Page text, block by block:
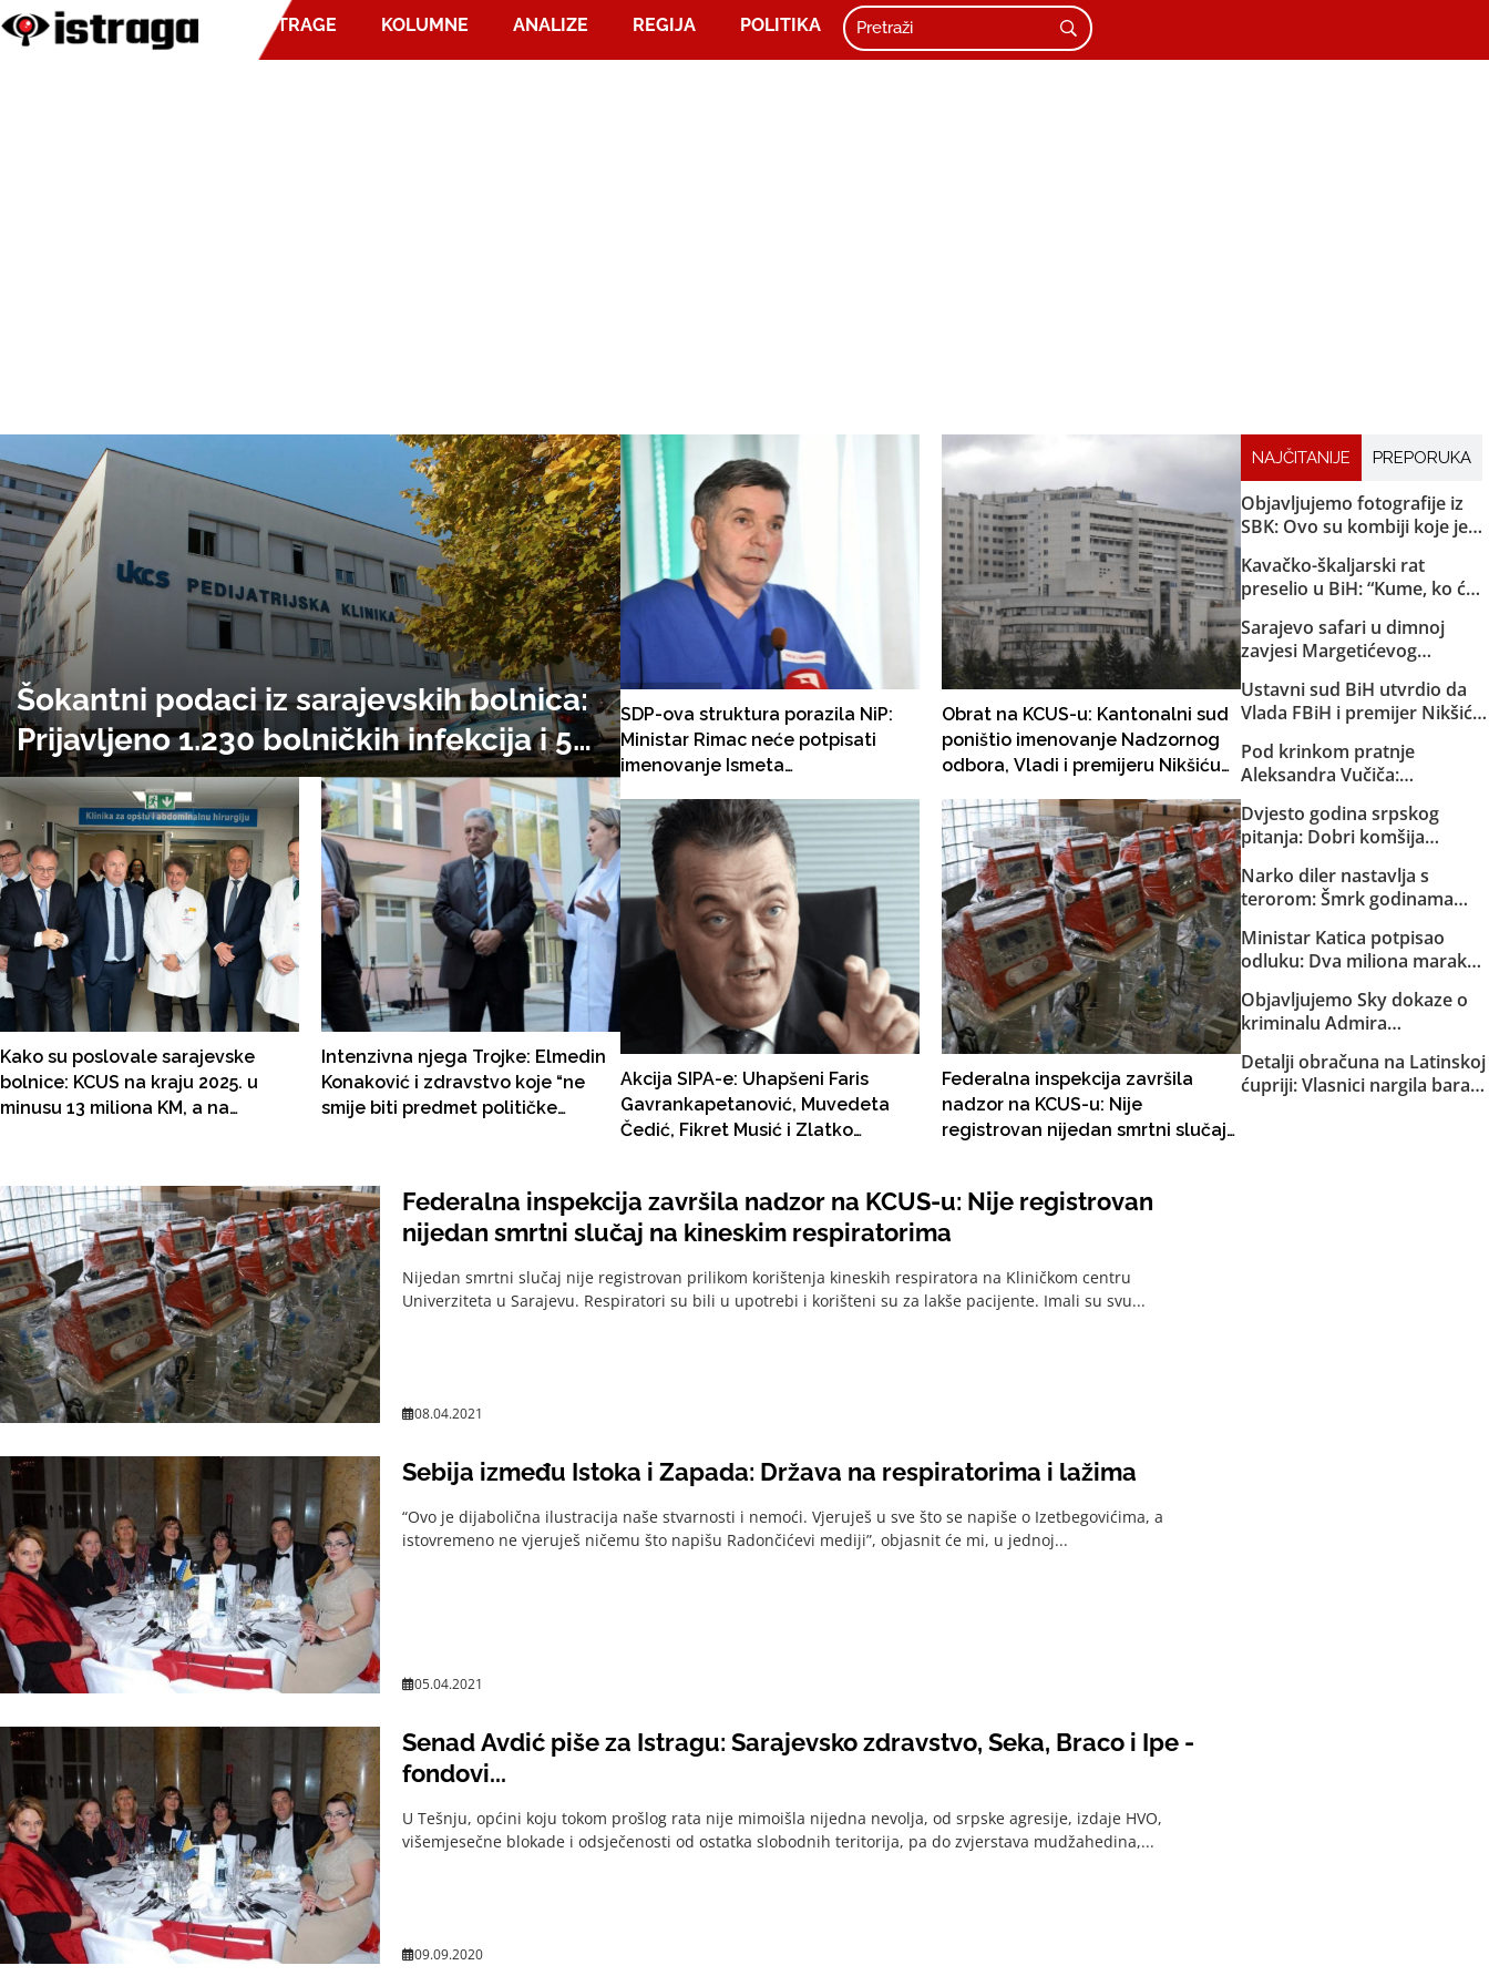
ISTRAGE KOLUMNE ANALIZE REGIJA POLITIKA
Šokantni podaci iz sarajevskih bolnica:
Prijavljeno 1.230 bolničkih infekcija i 51
smrtni ishod u dvije godine; samo na
Pedijatriji KCUS-a lani 132 slučaja
Kako su poslovale sarajevske
bolnice: KCUS na kraju 2025. u
minusu 13 miliona KM, a na
plaća za 8,5 miliona KM
Intenzivna njega Trojke: Elmedin
Konaković i zdravstvo koje “ne
smije biti predmet političke
SDP-ova struktura porazila NiP:
Ministar Rimac neće potpisati
imenovanje Ismeta
KCUS-a
Obrat na KCUS-u: Kantonalni sud
poništio imenovanje Nadzornog
odbora, Vladi i premijeru Nikšiću
prije 4. oktobra ove godine!
Akcija SIPA-e: Uhapšeni Faris
Gavrankapetanović, Muvedeta
Čedić, Fikret Musić i Zlatko
Federalna inspekcija završila
nadzor na KCUS-u: Nije
registrovan nijedan smrtni slučaj
NAJČITANIJE PREPORUKA
Objavljujemo fotografije iz
SBK: Ovo su kombiji koje je
Republike Srpske za akciju u
Bugojnu!
Kavačko-škaljarski rat
preselio u BiH: “Kume, ko će
Sarajevo safari u dimnoj
zavjesi Margetićevog
medijski spektakl i nula
konkretnih dokaza
Ustavni sud BiH utvrdio da
Vlada FBiH i premijer Nikšić
odluka: Sud obavijestio
državno Tužilaštvo
Pod krinkom pratnje
Aleksandra Vučiča:
upala u Federaciju. Kretali se
kvadovima i pješke po šumi
oko Bugojna. Specijalci MUP-
a SBK-a ih otjerali iz Kantona!
Dvjesto godina srpskog
pitanja: Dobri komšija
Narko diler nastavlja s
terorom: Šmrk godinama
Sarajlije i snima svoje
brutalne akcije!
Ministar Katica potpisao
odluku: Dva miliona maraka
osiguranje helikoptera MUP-
a KS
Objavljujemo Sky dokaze o
kriminalu Admira
da je finansirao
Konakovićevu kampanju”…
Detalji obračuna na Latinskoj
ćupriji: Vlasnici nargila bara
Federalna inspekcija završila nadzor na KCUS-u: Nije registrovan
nijedan smrtni slučaj na kineskim respiratorima
Nijedan smrtni slučaj nije registrovan prilikom korištenja kineskih respiratora na Kliničkom centru
Univerziteta u Sarajevu. Respiratori su bili u upotrebi i korišteni su za lakše pacijente. Imali su svu...
08.04.2021
Sebija između Istoka i Zapada: Država na respiratorima i lažima
“Ovo je dijabolična ilustracija naše stvarnosti i nemoći. Vjeruješ u sve što se napiše o Izetbegovićima, a
istovremeno ne vjeruješ ničemu što napišu Radončićevi mediji”, objasnit će mi, u jednoj...
05.04.2021
Senad Avdić piše za Istragu: Sarajevsko zdravstvo, Seka, Braco i Ipe -
fondovi...
U Tešnju, općini koju tokom prošlog rata nije mimoišla nijedna nevolja, od srpske agresije, izdaje HVO,
višemjesečne blokade i odsječenosti od ostatka slobodnih teritorija, pa do zvjerstava mudžahedina,...
09.09.2020